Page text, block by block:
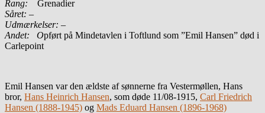
Rang: Grenadier
Såret: –
Udmærkelser: –
Andet: Opført på Mindetavlen i Toftlund som ”Emil Hansen” død i
Carlepoint
Emil Hansen var den ældste af sønnerne fra Vestermøllen, Hans
bror, Hans Heinrich Hansen, som døde 11/08-1915, Carl Friedrich
Hansen (1888-1945) og Mads Eduard Hansen (1896-1968)